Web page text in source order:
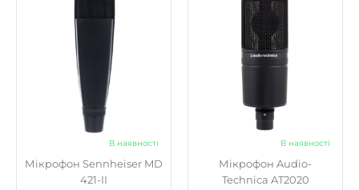
В наявності
Мікрофон Sennheiser MD
421-II
В наявності
Мікрофон Audio-
Technica AT2020